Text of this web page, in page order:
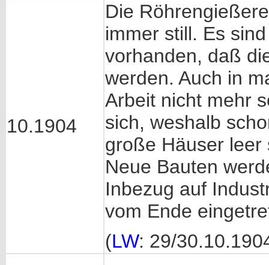
10.1904
Die
immer still. Es
vorhanden, daß
werden. Auch in
Arbeit nicht mehr
sich, weshalb
große Häuser leer
Neue Bauten
Inbezug auf
vom Ende
(LW: 29/